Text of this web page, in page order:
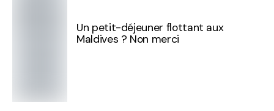
Un petit-déjeuner flottant aux
Maldives ? Non merci